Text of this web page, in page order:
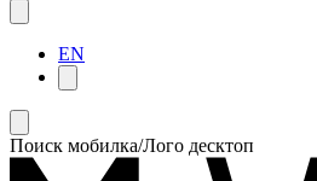
EN
Поиск мобилка/Лого десктоп